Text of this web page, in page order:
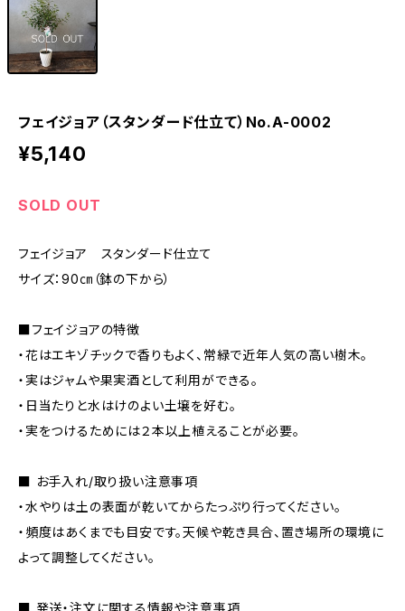
フェイジョア（スタンダード仕立て）No.A-0002
¥5,140
SOLD OUT
フェイジョア スタンダード仕立て
サイズ：90㎝（鉢の下から）
■フェイジョアの特徴
・花はエキゾチックで香りもよく、常緑で近年人気の高い樹木。
・実はジャムや果実酒として利用ができる。
・日当たりと水はけのよい土壌を好む。
・実をつけるためには２本以上植えることが必要。
■ お手入れ/取り扱い注意事項
・水やりは土の表面が乾いてからたっぷり行ってください。
・頻度はあくまでも目安です。天候や乾き具合、置き場所の環境に
よって調整してください。
■ 発送・注文に関する情報や注意事項